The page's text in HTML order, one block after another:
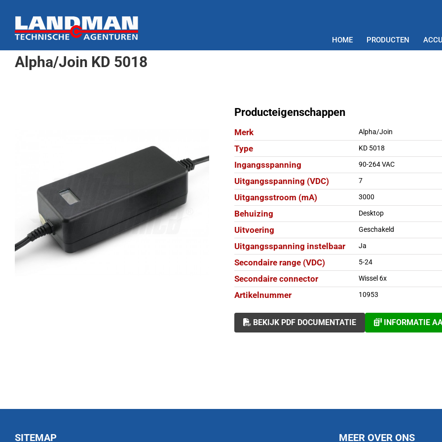
naar
inhoud
HOME PRODUCTEN
Alpha/Join KD 5018
Producteigenschappen
Merk Alpha/Join
Type KD 5018
Ingangsspanning 90-264 VAC
Uitgangsspanning (VDC) 7
Uitgangsstroom (mA) 3000
Behuizing Desktop
Uitvoering Geschakeld
Uitgangsspanning instelbaar Ja
Secondaire range (VDC) 5-24
Secondaire connector Wissel 6x
Artikelnummer 10953
BEKIJK PDF DOCUMENTATIE INFORMATIE
SITEMAP MEER OVER ONS